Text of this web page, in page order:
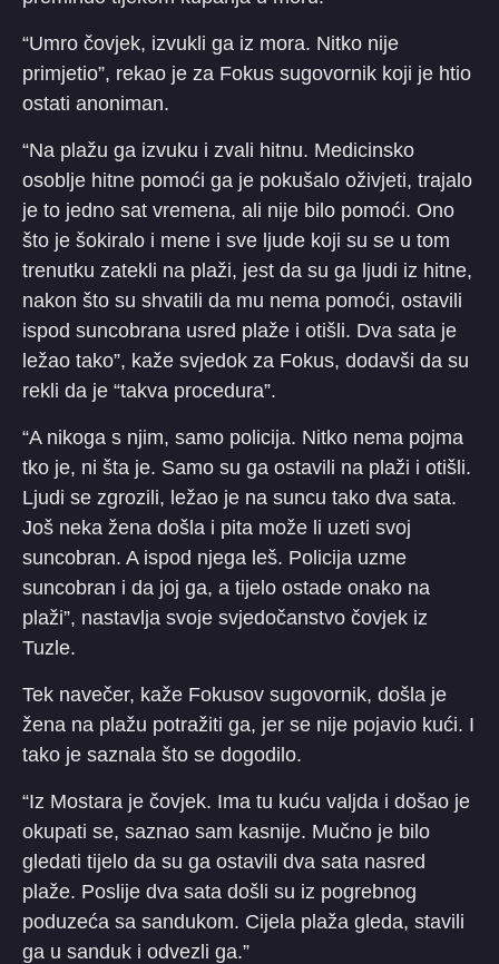
“Umro čovjek, izvukli ga iz mora. Nitko nije
primjetio”, rekao je za Fokus sugovornik koji je htio
ostati anoniman.
“Na plažu ga izvuku i zvali hitnu. Medicinsko
osoblje hitne pomoći ga je pokušalo oživjeti, trajalo
je to jedno sat vremena, ali nije bilo pomoći. Ono
što je šokiralo i mene i sve ljude koji su se u tom
trenutku zatekli na plaži, jest da su ga ljudi iz hitne,
nakon što su shvatili da mu nema pomoći, ostavili
ispod suncobrana usred plaže i otišli. Dva sata je
ležao tako”, kaže svjedok za Fokus, dodavši da su
rekli da je “takva procedura”.
“A nikoga s njim, samo policija. Nitko nema pojma
tko je, ni šta je. Samo su ga ostavili na plaži i otišli.
Ljudi se zgrozili, ležao je na suncu tako dva sata.
Još neka žena došla i pita može li uzeti svoj
suncobran. A ispod njega leš. Policija uzme
suncobran i da joj ga, a tijelo ostade onako na
plaži”, nastavlja svoje svjedočanstvo čovjek iz
Tuzle.
Tek navečer, kaže Fokusov sugovornik, došla je
žena na plažu potražiti ga, jer se nije pojavio kući. I
tako je saznala što se dogodilo.
“Iz Mostara je čovjek. Ima tu kuću valjda i došao je
okupati se, saznao sam kasnije. Mučno je bilo
gledati tijelo da su ga ostavili dva sata nasred
plaže. Poslije dva sata došli su iz pogrebnog
poduzeća sa sandukom. Cijela plaža gleda, stavili
ga u sanduk i odvezli ga.”